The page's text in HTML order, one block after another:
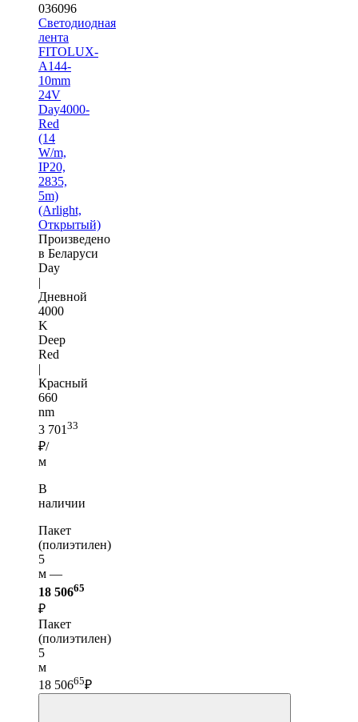
036096
Светодиодная
лента
FITOLUX-
A144-
10mm
24V
Day4000-
Red
(14
W/m,
IP20,
2835,
5m)
(Arlight,
Открытый)
Произведено
в Беларуси
Day
|
Дневной
4000
K
Deep
Red
|
Красный
660
nm
3 701 33
₽/
м
В
наличии
Пакет
(полиэтилен)
5
м —
18 50665
₽
Пакет
(полиэтилен)
5
м
18 50665₽